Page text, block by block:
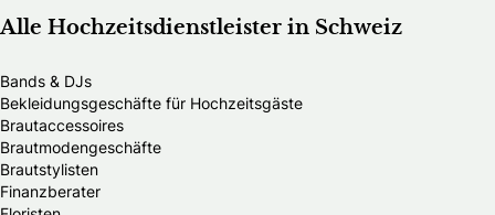
Alle Hochzeitsdienstleister in Schweiz
Bands & DJs
Bekleidungsgeschäfte für Hochzeitsgäste
Brautaccessoires
Brautmodengeschäfte
Brautstylisten
Finanzberater